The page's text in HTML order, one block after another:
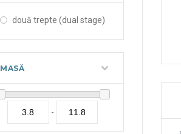
două trepte (dual stage)
MASĂ
-